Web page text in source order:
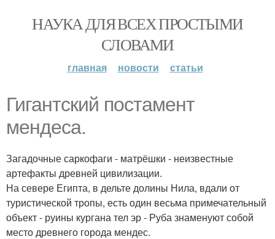
НАУКА ДЛЯ ВСЕХ ПРОСТЫМИ
СЛОВАМИ
главная новости статьи
Гигантский постамент
мендеса.
Загадочные саркофаги - матрёшки - неизвестные
артефакты древней цивилизации.
На севере Египта, в дельте долины Нила, вдали от
туристической тропы, есть один весьма примечательный
объект - руины кургана тел эр - Руба знаменуют собой
место древнего города мендес.